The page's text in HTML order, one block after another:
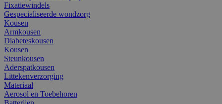
Fixatiewindels
Gespecialiseerde wondzorg
Kousen
Armkousen
Diabeteskousen
Kousen
Steunkousen
Aderspatkousen
Littekenverzorging
Materiaal
Aerosol en Toebehoren